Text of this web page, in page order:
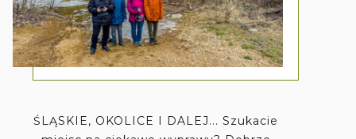
ŚLĄSKIE, OKOLICE I DALEJ... Szukacie